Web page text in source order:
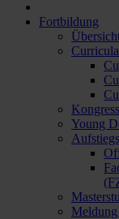
Fortbildung
Curricula
Young